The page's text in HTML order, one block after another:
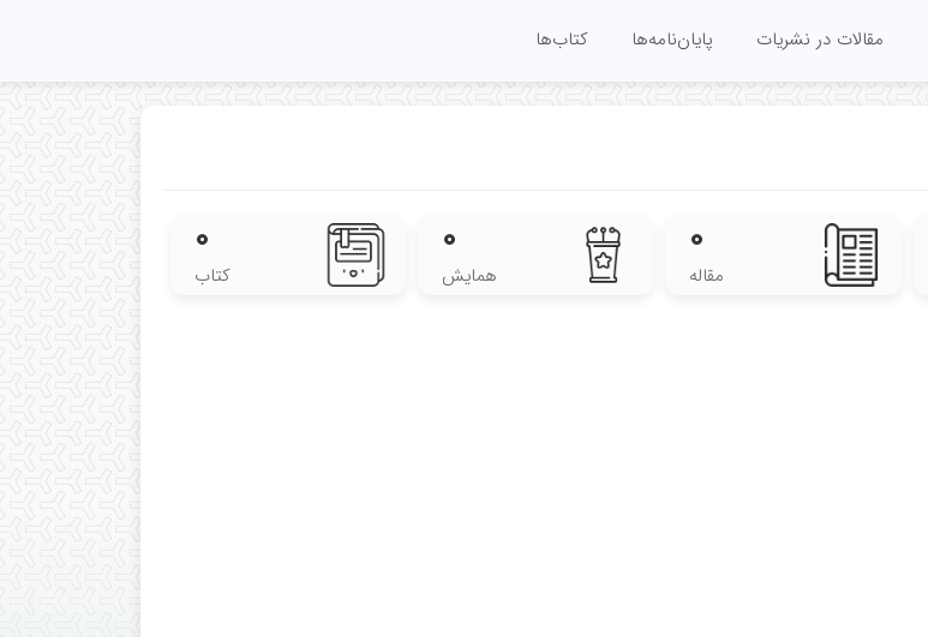
مقالات در نشریات پایان‌نامه‌ها کتاب‌ها
۰
مقاله
۰
همایش
۰
کتاب